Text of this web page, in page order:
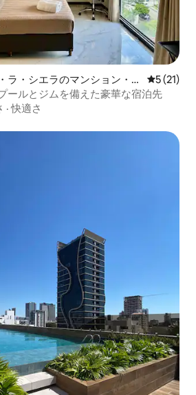
ラ・シエラのマンション・ア
レビュー
5 (21)
ールとジムを備えた豪華な宿泊先
·快適さ
スです。